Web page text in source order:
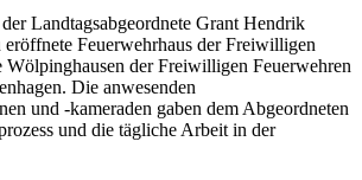
Landtagsabgeordnete Grant Hendrik
eröffnete Feuerwehrhaus der Freiwilligen
Wölpinghausen der Freiwilligen Feuerwehren
Die anwesenden
und -kameraden gaben dem Abgeordneten
und die tägliche Arbeit in der